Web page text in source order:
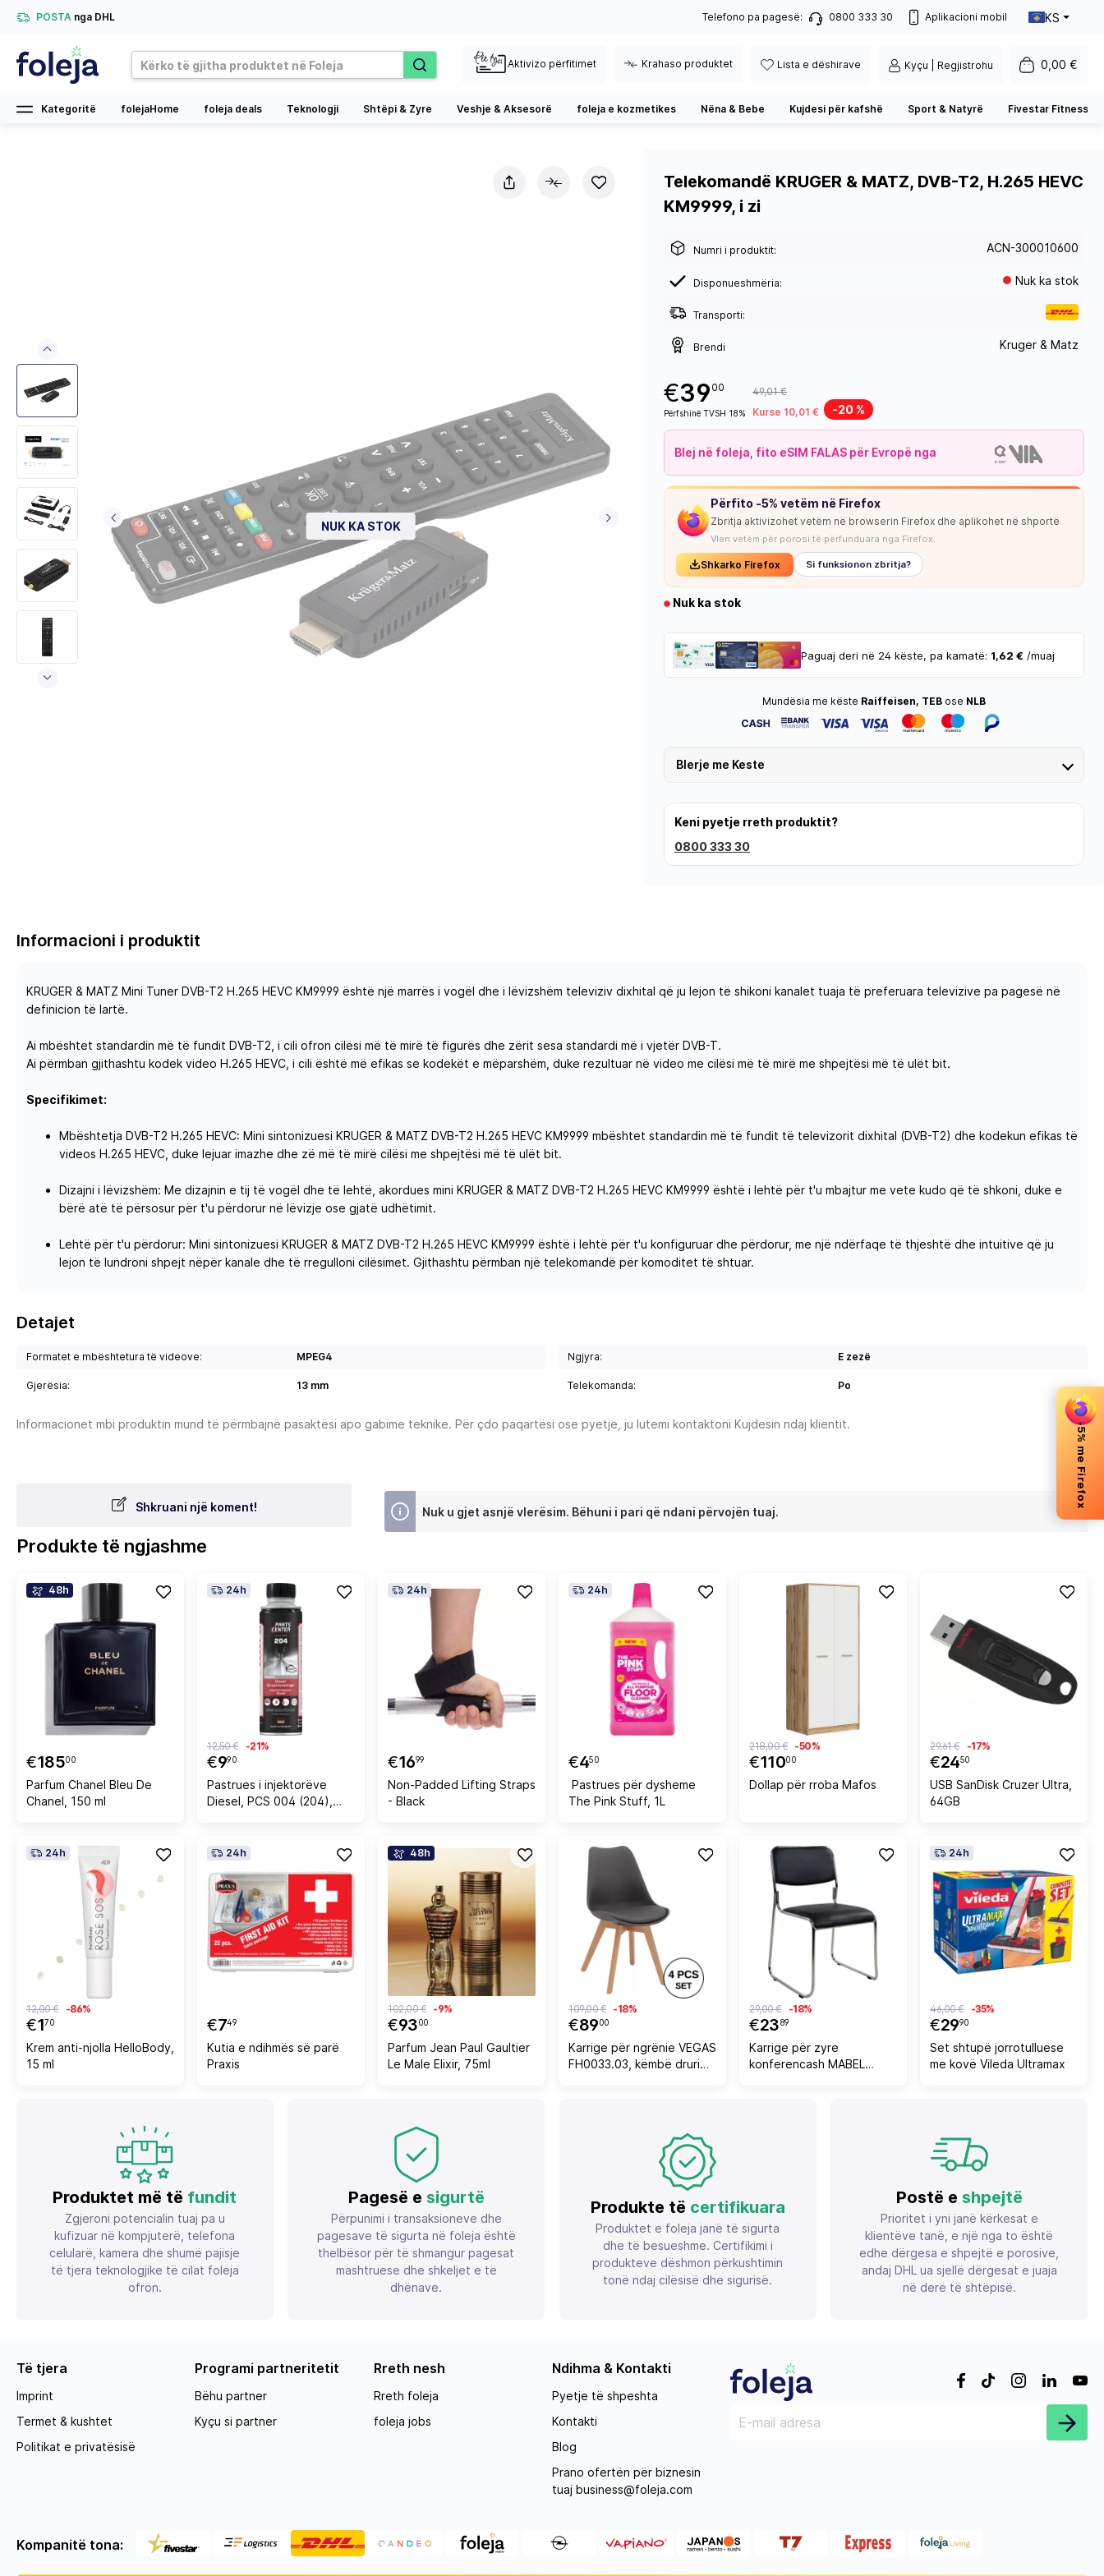
POSTA nga DHL Telefono pa pagesë: 0800 333 30 Aplikacioni mobil KS
Aktivizo përfitimet Krahaso produktet Lista e dëshirave Kyçu | Regjistrohu 0,00 €
Kategoritë folejaHome foleja deals Teknologji Shtëpi & Zyre Veshje & Aksesorë foleja e kozmetikes Nëna & Bebe Kujdesi për kafshë Sport & Natyrë Fivestar Fitness
NUK KA STOK NUK KA STOK
Telekomandë KRUGER & MATZ, DVB-T2, H.265 HEVC
KM9999, i zi
Numri i produktit: ACN-300010600
Disponueshmëria: Nuk ka stok
Transporti:
Brendi Kruger & Matz
€39 00
Përfshinë TVSH 18%
49,01 €
Kurse 10,01 €
-20 %
Blej në foleja, fito eSIM FALAS për Evropë nga
Përfito -5% vetëm në Firefox
Zbritja aktivizohet vetëm në browserin Firefox dhe aplikohet në shportë
Vlen vetëm për porosi të përfunduara nga Firefox.
Shkarko Firefox Si funksionon zbritja?
Nuk ka stok
Paguaj deri në 24 këste, pa kamatë: 1,62 € /muaj
-5% me Firefox
Mundësia me këste Raiffeisen, TEB ose NLB
Blerje me Keste
Keni pyetje rreth produktit?
0800 333 30
Informacioni i produktit
KRUGER & MATZ Mini Tuner DVB-T2 H.265 HEVC KM9999 është një marrës i vogël dhe i lëvizshëm televiziv dixhital që ju lejon të shikoni kanalet tuaja të preferuara televizive pa pagesë në
definicion të lartë.
Ai mbështet standardin më të fundit DVB-T2, i cili ofron cilësi më të mirë të figurës dhe zërit sesa standardi më i vjetër DVB-T.
Ai përmban gjithashtu kodek video H.265 HEVC, i cili është më efikas se kodekët e mëparshëm, duke rezultuar në video me cilësi më të mirë me shpejtësi më të ulët bit.
Specifikimet:
Mbështetja DVB-T2 H.265 HEVC: Mini sintonizuesi KRUGER & MATZ DVB-T2 H.265 HEVC KM9999 mbështet standardin më të fundit të televizorit dixhital (DVB-T2) dhe kodekun efikas të
videos H.265 HEVC, duke lejuar imazhe dhe zë më të mirë cilësi me shpejtësi më të ulët bit.
Dizajni i lëvizshëm: Me dizajnin e tij të vogël dhe të lehtë, akordues mini KRUGER & MATZ DVB-T2 H.265 HEVC KM9999 është i lehtë për t'u mbajtur me vete kudo që të shkoni, duke e
bërë atë të përsosur për t'u përdorur në lëvizje ose gjatë udhëtimit.
Lehtë për t'u përdorur: Mini sintonizuesi KRUGER & MATZ DVB-T2 H.265 HEVC KM9999 është i lehtë për t'u konfiguruar dhe përdorur, me një ndërfaqe të thjeshtë dhe intuitive që ju
lejon të lundroni shpejt nëpër kanale dhe të rregulloni cilësimet. Gjithashtu përmban një telekomandë për komoditet të shtuar.
Detajet
Formatet e mbështetura të videove: MPEG4
Gjerësia: 13 mm
Ngjyra: E zezë
Telekomanda: Po
Informacionet mbi produktin mund të përmbajnë pasaktësi apo gabime teknike. Për çdo paqartësi ose pyetje, ju lutemi kontaktoni Kujdesin ndaj klientit.
Shkruani një koment! Nuk u gjet asnjë vlerësim. Bëhuni i pari që ndani përvojën tuaj.
Produkte të ngjashme
48h
€18500
Parfum Chanel Bleu De
Chanel, 150 ml
24h
€990
12,50 € -21%
Pastrues i injektorëve
Diesel, PCS 004 (204),
24h
€1699
Non-Padded Lifting Straps
- Black
24h
€450
Pastrues për dysheme
The Pink Stuff, 1L
€11000
218,00 € -50%
Dollap për rroba Mafos
€2450
29,61 € -17%
USB SanDisk Cruzer Ultra,
64GB
24h
€170
12,00 € -86%
Krem anti-njolla HelloBody,
15 ml
24h
€749
Kutia e ndihmës së parë
Praxis
48h
€9300
102,00 € -9%
Parfum Jean Paul Gaultier
Le Male Elixir, 75ml
€8900
109,00 € -18%
Karrige për ngrënie VEGAS
FH0033.03, këmbë druri
€2389
29,00 € -18%
Karrige për zyre
konferencash MABEL
24h
€2990
46,00 € -35%
Set shtupë jorrotulluese
me kovë Vileda Ultramax
Produktet më të fundit
Zgjeroni potencialin tuaj pa u
kufizuar në kompjuterë, telefona
celularë, kamera dhe shumë pajisje
të tjera teknologjike të cilat foleja
ofron.
Pagesë e sigurtë
Përpunimi i transaksioneve dhe
pagesave të sigurta në foleja është
thelbësor për të shmangur pagesat
mashtruese dhe shkeljet e të
dhënave.
Produkte të certifikuara
Produktet e foleja janë të sigurta
dhe të besueshme. Certifikimi i
produkteve dëshmon përkushtimin
tonë ndaj cilësisë dhe sigurisë.
Postë e shpejtë
Prioritet i yni janë kërkesat e
klientëve tanë, e një nga to është
edhe dërgesa e shpejtë e porosive,
andaj DHL ua sjellë dërgesat e juaja
në derë të shtëpisë.
Të tjera
Imprint
Termet & kushtet
Politikat e privatësisë
Programi partneritetit
Bëhu partner
Kyçu si partner
Rreth nesh
Rreth foleja
foleja jobs
Ndihma & Kontakti
Pyetje të shpeshta
Kontakti
Blog
Prano ofertën për biznesin
tuaj business@foleja.com
Kompanitë tona: